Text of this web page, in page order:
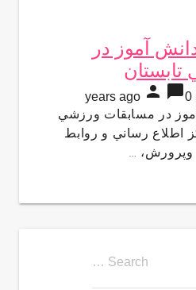
دانش آموز در
person chat_bubble0
آموز در مسابقات ورزشي
اطلاع رساني و روابط
…
Search …